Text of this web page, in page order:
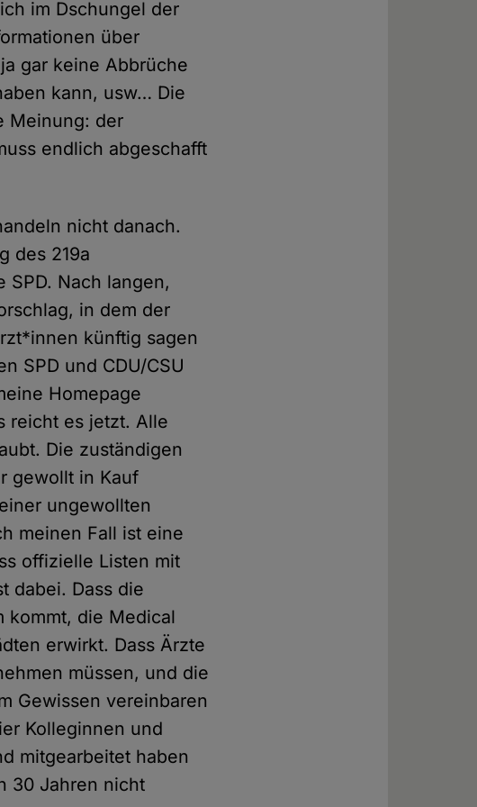
im Dschungel der
über
gar keine Abbrüche
kann, usw… Die
Meinung: der
endlich abgeschafft
nicht danach.
des 219a
SPD. Nach langen,
in dem der
künftig sagen
SPD und CDU/CSU
Homepage
reicht es jetzt. Alle
Die zuständigen
gewollt in Kauf
ungewollten
meinen Fall ist eine
offizielle Listen mit
dabei. Dass die
kommt, die Medical
erwirkt. Dass Ärzte
müssen, und die
Gewissen vereinbaren
Kolleginnen und
mitgearbeitet haben
30 Jahren nicht